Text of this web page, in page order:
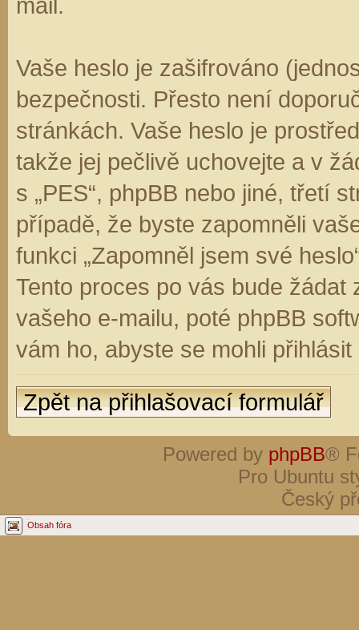
Vaše heslo je zašifrováno
bezpečnosti. Přesto není
stránkách. Vaše heslo je
takže jej pečlivě uchovejte a v
s „PES“, phpBB nebo jiné, třetí
případě, že byste zapomněli
funkci „Zapomněl jsem své
Tento proces po vás bude
vašeho e-mailu, poté phpBB
vám ho, abyste se mohli
Zpět na přihlašovací formulář
Powered by phpBB®
Pro Ubuntu
Český
Obsah fóra